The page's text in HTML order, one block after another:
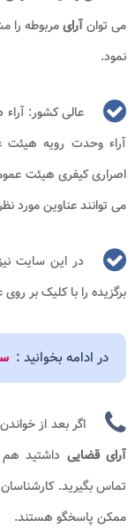
می توانآرایمربوطه را
نمود.
عالی کشور:
آراء وحدت رویه هیئت
اصراری کیفری هیئت
می توانند عناوین مورد
در این سایت
برگزیده را با کلیک بر
در ادامه بخوانید :
اگر بعد از
آرای قضایی داشتید هم
تماس بگیرید.
ممکن پاسخگو هستند.